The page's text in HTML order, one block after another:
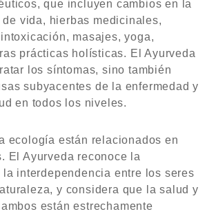
que incluyen cambios en la
vida, hierbas medicinales,
masajes, yoga,
prácticas holísticas. El Ayurveda
los síntomas, sino también
subyacentes de la enfermedad y
en todos los niveles.
ecología están relacionados en
El Ayurveda reconoce la
interdependencia entre los seres
y considera que la salud y
están estrechamente